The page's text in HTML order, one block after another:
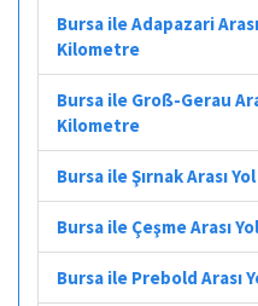
Bursa ile Adapazari
Kilometre
Bursa ile Groß-Gerau
Kilometre
Bursa ile Şırnak Arası
Bursa ile Çeşme Arası
Bursa ile Prebold Arası